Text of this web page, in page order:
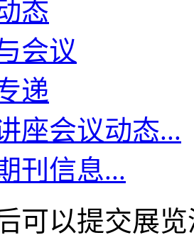
态
会议
递
座会议动态...
刊信息...
可以提交展